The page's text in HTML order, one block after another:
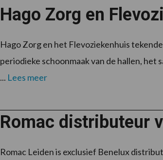
Hago Zorg en
Hago Zorg en het Flevoziekenhuis
periodieke schoonmaak van de hallen, het
... Lees meer
Romac distributeur
Romac Leiden is exclusief Benelux